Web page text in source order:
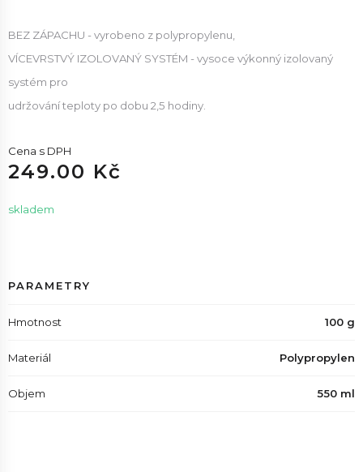
BEZ ZÁPACHU - vyrobeno z polypropylenu,
VÍCEVRSTVÝ IZOLOVANÝ SYSTÉM - vysoce výkonný izolovaný
systém pro
udržování teploty po dobu 2,5 hodiny.
Cena s DPH
249.00 Kč
skladem
PARAMETRY
Hmotnost 100 g
Materiál Polypropylen
Objem 550 ml